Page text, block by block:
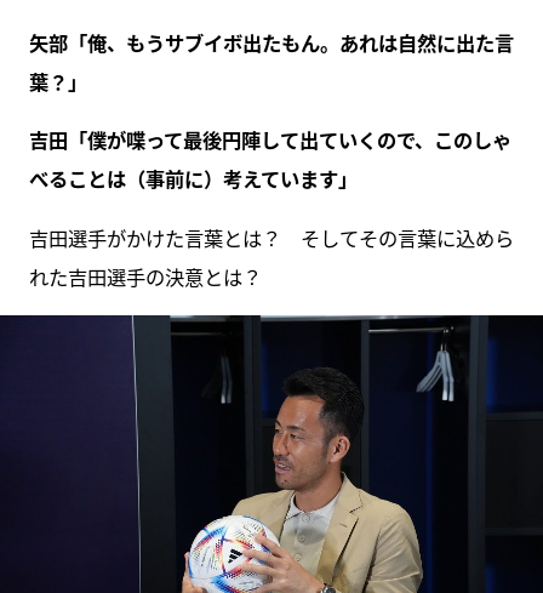
矢部「俺、もうサブイボ出たもん。あれは自然に出た言
葉？」
吉田「僕が喋って最後円陣して出ていくので、このしゃ
べることは（事前に）考えています」
吉田選手がかけた言葉とは？ そしてその言葉に込めら
れた吉田選手の決意とは？